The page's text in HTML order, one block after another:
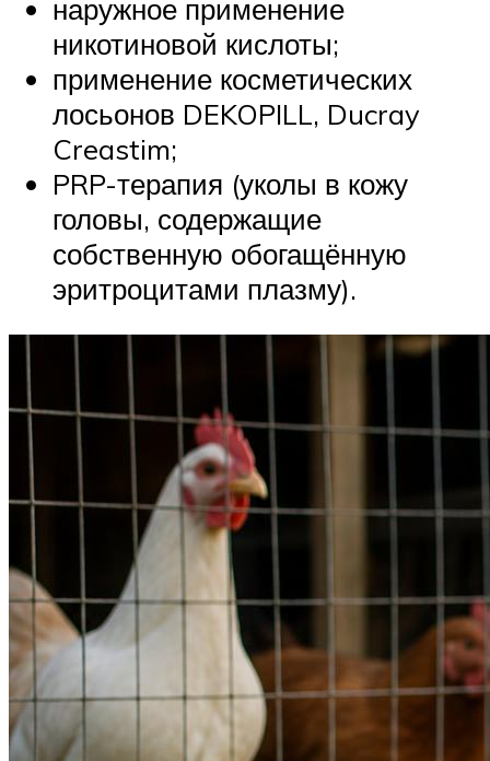
наружное применение
никотиновой кислоты;
применение косметических
лосьонов DEKOPILL, Ducray
Creastim;
PRP-терапия (уколы в кожу
головы, содержащие
собственную обогащённую
эритроцитами плазму).